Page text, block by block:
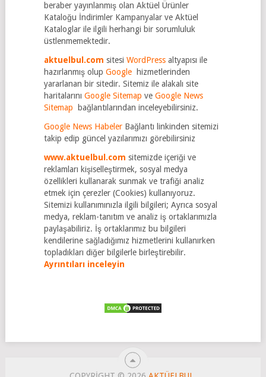
beraber yayınlanmış olan Aktüel Ürünler
Kataloğu İndirimler Kampanyalar ve Aktüel
Kataloglar ile ilgili herhangi bir sorumluluk
üstlenmemektedir.
aktuelbul.com sitesi WordPressaltyapısı ile
hazırlanmış olup Googlehizmetlerinden
yararlanan bir sitedir. Sitemiz ile alakalı site
haritalarını Google Sitemap ve Google News
Sitemap
bağlantılarından inceleyebilirsiniz.
Google News Habeler Bağlantı linkinden sitemizi
takip edip güncel yazılarımızı görebilirsiniz
www.aktuelbul.com sitemizde içeriği ve
reklamları kişiselleştirmek, sosyal medya
özellikleri kullanarak sunmak ve trafiği analiz
etmek için çerezler (Cookies) kullanıyoruz.
Sitemizi kullanımınızla ilgili bilgileri; Ayrıca sosyal
medya, reklam-tanıtım ve analiz iş ortaklarımızla
paylaşabiliriz. İş ortaklarımız bu bilgileri
kendilerine sağladığımız hizmetlerini kullanırken
topladıkları diğer bilgilerle birleştirebilir.
Ayrıntıları inceleyin